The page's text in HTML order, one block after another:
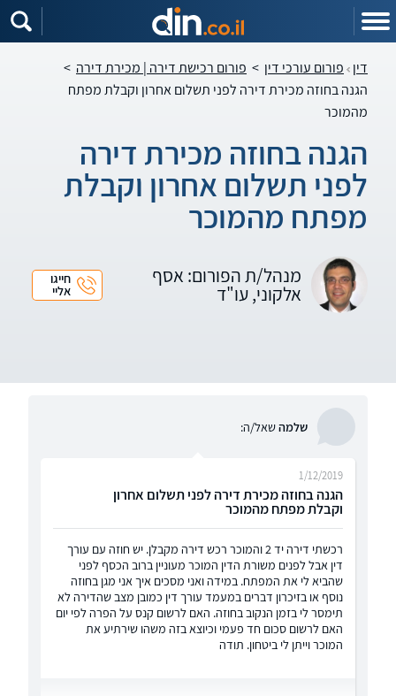
דין פורום עורכי דין > פורום רכישת דירה | מכירת דירה >
הגנה בחוזה מכירת דירה לפני תשלום אחרון וקבלת מפתח
מהמוכר
הגנה בחוזה מכירת דירה
לפני תשלום אחרון וקבלת
מפתח מהמוכר
מנהל/ת הפורום: אסף
אלקוני, עו"ד
חייגו
אליי
שלמהשאל/ה:
הגנה בחוזה מכירת דירה לפני תשלום אחרון
וקבלת מפתח מהמוכר
1/12/2019
רכשתי דירה יד 2 והמוכר רכש דירה מקבלן. יש חוזה עם עורך
דין אבל לפנים משורת הדין המוכר מעוניין ברוב הכסף לפני
שהביא לי את המפתח. במידה ואני מסכים איך אני מגן בחוזה
נוסף או בזיכרון דברים במעמד עורך דין כמובן מצב שהדירה לא
תימסר לי בזמן הנקוב בחוזה. האם לרשום קנס על הפרה לפי יום
האם לרשום סכום חד פעמי וכיוצא בזה משהו שירתיע את
המוכר וייתן לי ביטחון. תודה